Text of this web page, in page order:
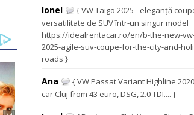
Ionel
{ VW Taigo 2025 - eleganță
versatilitate de SUV într-un singur model
https://idealrentacar.ro/en/b-the-new-
2025-agile-suv-coupe-for-the-city-and-
roads }
Ana
{ VW Passat Variant Highline
car Cluj from 43 euro, DSG, 2.0 TDI.... }